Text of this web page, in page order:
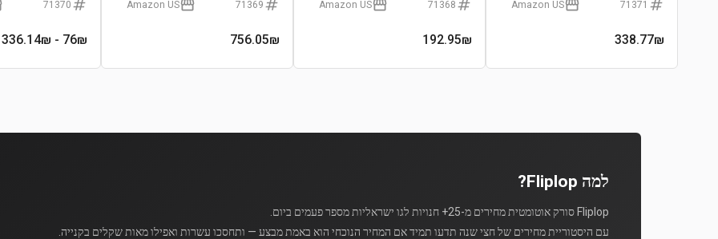
71371
Amazon US
338.77₪
71368
Amazon US
192.95₪
71369
Amazon US
756.05₪
71370
76₪
- 336.14₪
למה Fliplop?
Fliplop סורק אוטומטית מחירים מ-25+ חנויות לגו ישראליות מספר פעמים ביום.
עם היסטוריית מחירים של חצי שנה תדעו תמיד אם המחיר הנוכחי הוא באמת מבצע — ותחסכו עשרות ואפילו מאות שקלים בקנייה.